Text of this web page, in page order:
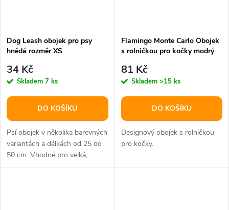
Dog Leash obojek pro psy
hnědá rozměr XS
34 Kč
Skladem 7 ks
DO KOŠÍKU
Psí obojek v několika barevných
variantách a délkách od 25 do
50 cm. Vhodné pro velká,
střední i malá plemena psů.
Flamingo Monte Carlo Obojek
s rolničkou pro kočky modrý
81 Kč
Skladem >15 ks
DO KOŠÍKU
Designový obojek s rolničkou
pro kočky.